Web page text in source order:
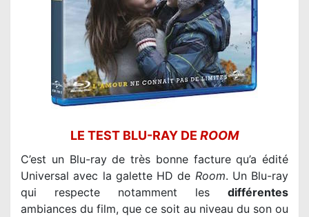
LE TEST BLU-RAY DE ROOM
C’est un Blu-ray de très bonne facture qu’a édité
Universal avec la galette HD de Room. Un Blu-ray
qui respecte notamment les différentes
ambiances du film, que ce soit au niveau du son ou